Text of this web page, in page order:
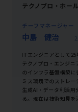
テクノプロ・ホー
チーフマネージャー
中島 健治
ITエンジニアとして
テクノプロ・エンジ
のインフラ基盤構築
ミス環境でのストレ
生成AI・データ利活
る。現在は技術知見を